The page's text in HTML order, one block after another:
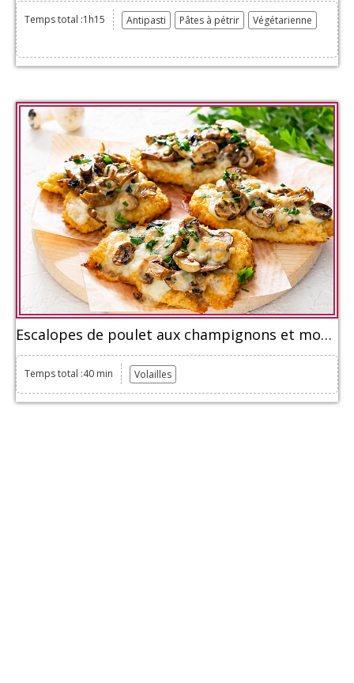
Temps total :1h15 Antipasti Pâtes à pétrir Végétarienne
Escalopes de poulet aux champignons et mozzarella
Temps total :40 min Volailles